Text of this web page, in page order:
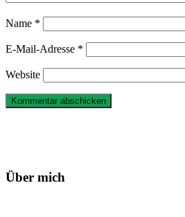
Name *
E-Mail-Adresse *
Website
Über mich